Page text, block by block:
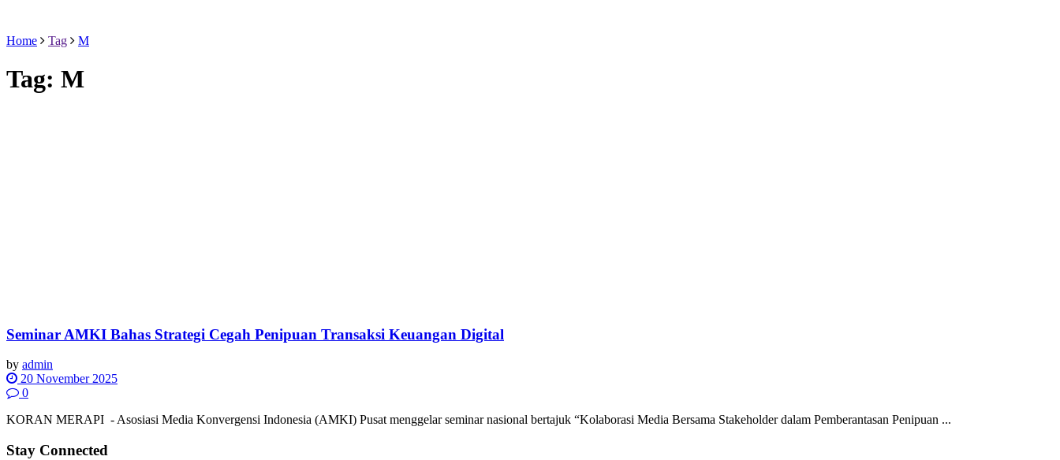
Home Tag M
Tag: M
Seminar AMKI Bahas Strategi Cegah Penipuan Transaksi Keuangan Digital
by admin
20 November 2025
0
KORAN MERAPI - Asosiasi Media Konvergensi Indonesia (AMKI) Pusat menggelar seminar nasional bertajuk “Kolaborasi Media Bersama Stakeholder dalam Pemberantasan Penipuan ...
Stay Connected